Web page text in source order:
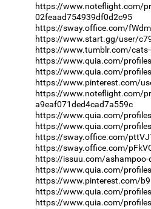
https://www.noteflight.com/
02feaad754939df0d2c95
https://sway.office.com/
https://www.start.gg/user/
https://www.tumblr.com/
https://www.quia.com/
https://www.quia.com/
https://www.pinterest.com/
https://www.noteflight.com/
a9eaf071ded4cad7a559c
https://www.quia.com/
https://www.quia.com/
https://sway.office.com/
https://sway.office.com/
https://issuu.com/ashampoo-
https://www.quia.com/
https://www.pinterest.com/
https://www.quia.com/
https://www.quia.com/